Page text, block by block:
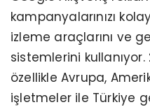
kampanyalarınızı
izleme araçlarını ve
sistemlerini
özellikle Avrupa,
işletmeler ile Türkiye